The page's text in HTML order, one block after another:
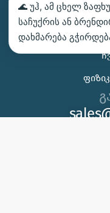
ᲑᲔᲭᲓᲕᲐ –
🌊 უჰ, ამ ცხელ
საჩუქრის ან
დახმარება